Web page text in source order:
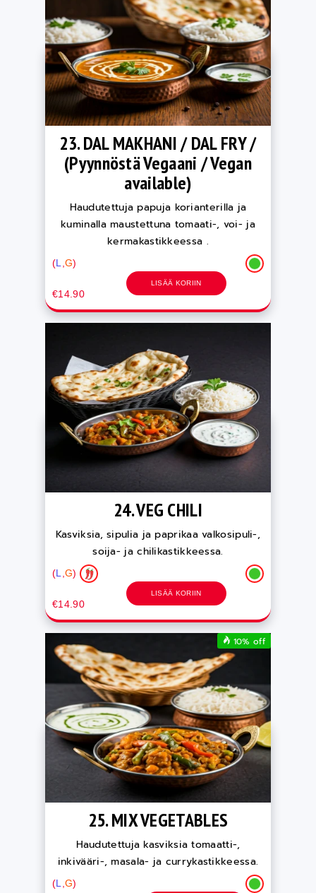
23. DAL MAKHANI / DAL FRY /
(Pyynnöstä Vegaani / Vegan
available)
Haudutettuja papuja korianterilla ja
kuminalla maustettuna tomaati-, voi- ja
kermakastikkeessa .
(L G)
€14.90
LISÄÄ KORIIN
24. VEG CHILI
Kasviksia, sipulia ja paprikaa valkosipuli-,
soija- ja chilikastikkeessa.
(L G)
€14.90
LISÄÄ KORIIN
10% off
25. MIX VEGETABLES
Haudutettuja kasviksia tomaatti-,
inkivääri-, masala- ja currykastikkeessa.
(L G)